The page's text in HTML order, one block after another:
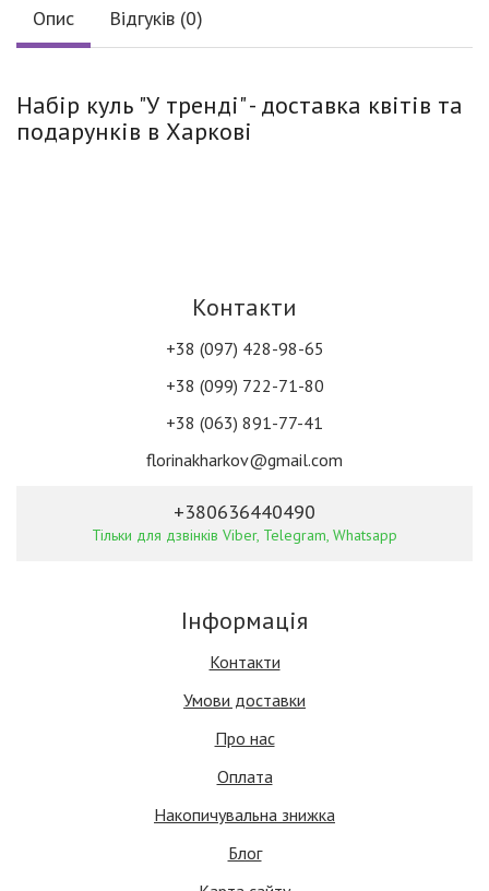
Опис Відгуків (0)
Набір куль "У тренді" - доставка квітів та
подарунків в Харкові
Контакти
+38 (097) 428-98-65
+38 (099) 722-71-80
+38 (063) 891-77-41
florinakharkov@gmail.com
+380636440490
Тільки для дзвінків Viber, Telegram, Whatsapp
Інформація
Контакти
Умови доставки
Про нас
Оплата
Накопичувальна знижка
Блог